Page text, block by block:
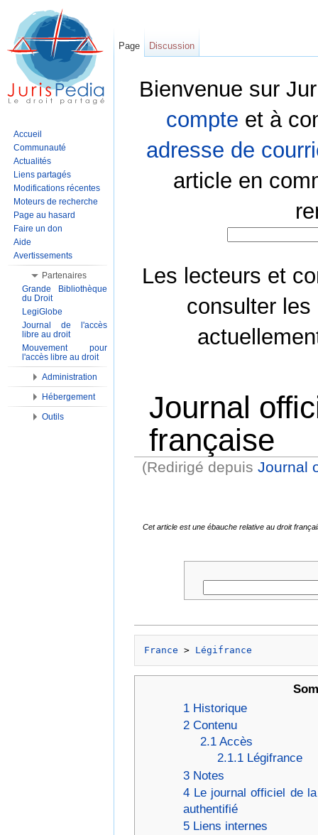
Bienvenue sur
compte et à
adresse de
article en
Les lecteurs et
consulter les
Journal
française
(Redirigé depuis Journal
Cet article est une ébauche relative au droit
France > Légifrance
1 Historique
2 Contenu
2.1 Accès
2.1.1 Légifrance
3 Notes
4 Le journal officiel de
authentifié
5 Liens internes
Page Discussion
Accueil
Communauté
Actualités
Liens partagés
Modifications récentes
Moteurs de recherche
Page au hasard
Faire un don
Aide
Avertissements
Partenaires
Grande Bibliothèque
du Droit
LegiGlobe
Journal de l'accès
libre au droit
Mouvement pour
l'accès libre au droit
Administration
Hébergement
Outils